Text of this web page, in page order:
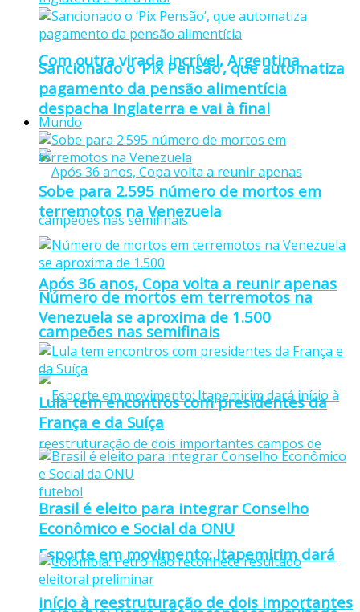
Com outra virada incrível, Argentina
despacha Inglaterra e vai à final
Após 36 anos, Copa volta a reunir apenas
campeões nas semifinais
Esporte em movimento: Itapemirim dará
início à reestruturação de dois importantes
Sancionado o ‘Pix Pensão’, que automatiza
pagamento da pensão alimentícia
Mundo
Sobe para 2.595 número de mortos em
terremotos na Venezuela
Número de mortos em terremotos na
Venezuela se aproxima de 1.500
Lula tem encontros com presidentes da
França e da Suíça
Brasil é eleito para integrar Conselho
Econômico e Social da ONU